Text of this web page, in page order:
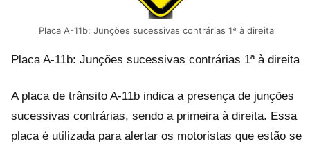
Placa A-11b: Junções sucessivas contrárias 1ª à direita
Placa A-11b: Junções sucessivas contrárias 1ª à direita
A placa de trânsito A-11b indica a presença de junções
sucessivas contrárias, sendo a primeira à direita. Essa
placa é utilizada para alertar os motoristas que estão se